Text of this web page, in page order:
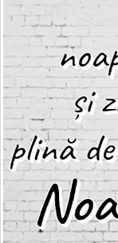
Felicitari muzicale
Felicitari
Felicitari animate
Invitatii